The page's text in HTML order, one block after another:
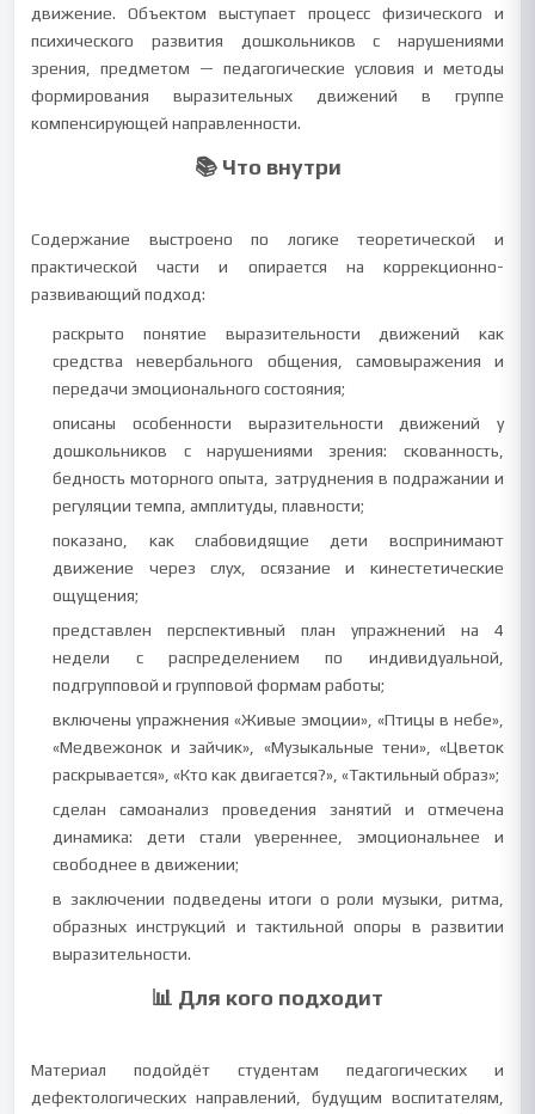
движение. Объектом выступает процесс физического и
психического развития дошкольников с нарушениями
зрения, предметом — педагогические условия и методы
формирования выразительных движений в группе
компенсирующей направленности.
📚 Что внутри
Содержание выстроено по логике теоретической и
практической части и опирается на коррекционно-
развивающий подход:
раскрыто понятие выразительности движений как
средства невербального общения, самовыражения и
передачи эмоционального состояния;
описаны особенности выразительности движений у
дошкольников с нарушениями зрения: скованность,
бедность моторного опыта, затруднения в подражании и
регуляции темпа, амплитуды, плавности;
показано, как слабовидящие дети воспринимают
движение через слух, осязание и кинестетические
ощущения;
представлен перспективный план упражнений на 4
недели с распределением по индивидуальной,
подгрупповой и групповой формам работы;
включены упражнения «Живые эмоции», «Птицы в небе»,
«Медвежонок и зайчик», «Музыкальные тени», «Цветок
раскрывается», «Кто как двигается?», «Тактильный образ»;
сделан самоанализ проведения занятий и отмечена
динамика: дети стали увереннее, эмоциональнее и
свободнее в движении;
в заключении подведены итоги о роли музыки, ритма,
образных инструкций и тактильной опоры в развитии
выразительности.
📊 Для кого подходит
Материал подойдёт студентам педагогических и
дефектологических направлений, будущим воспитателям,